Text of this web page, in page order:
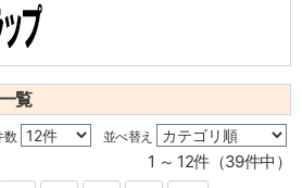
覧
数 並べ替え
1 ～ 12件（39件中）